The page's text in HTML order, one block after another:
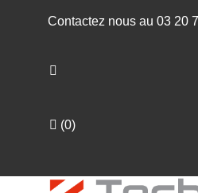
Contactez nous au 03 20
(0)